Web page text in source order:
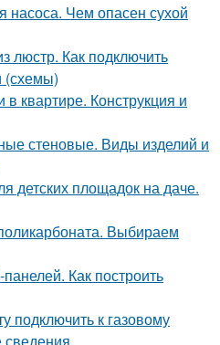
насоса. Чем опасен сухой
люстр. Как подключить
(схемы)
квартире. Конструкция и
стеновые. Виды изделий и
детских площадок на даче.
Выбираем
Как построить
подключить к газовому